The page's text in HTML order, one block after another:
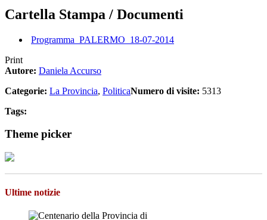
Cartella Stampa / Documenti
Programma_PALERMO_18-07-2014
Print
Autore: Daniela Accurso
Categorie: La Provincia, PoliticaNumero di visite: 5313
Tags:
Theme picker
Ultime notizie